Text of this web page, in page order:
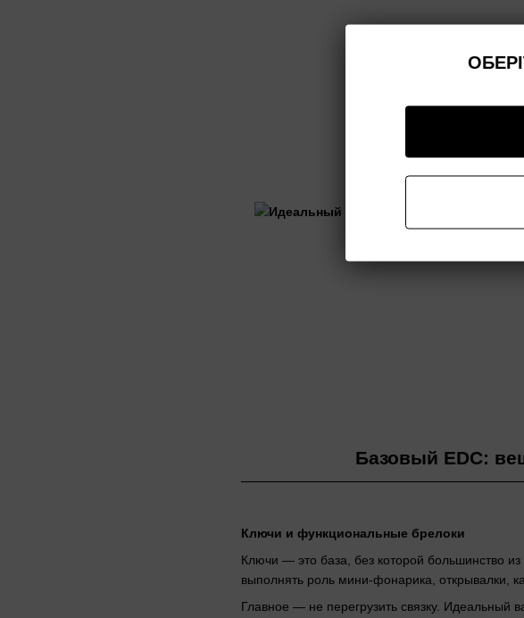
Базовый EDC:
Ключи и функциональные брелоки
Ключи — это база, без которой большинство
выполнять роль мини-фонарика, открывалки,
Главное — не перегрузить связку. Идеальный